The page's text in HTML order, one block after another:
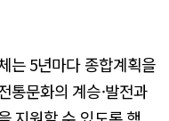
는 5년마다 종합계획을
통문화의 계승·발전과